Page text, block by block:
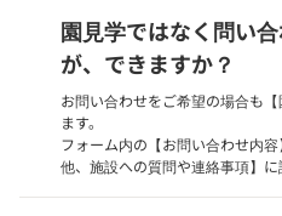
園見学ではなく問い
が、できますか？
お問い合わせをご希望の場合も
ます。
フォーム内の【お問い合わせ内
他、施設への質問や連絡事項】に